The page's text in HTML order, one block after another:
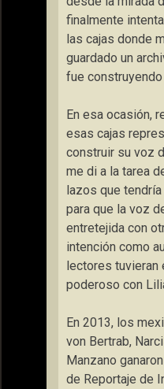
finalmente
las cajas donde
guardado un
fue
En esa ocasión,
esas cajas
construir su voz
me di a la tarea
lazos que
para que la voz
entretejida con
intención como
lectores tuvieran
poderoso con
En 2013, los
von Bertrab,
Manzano
de Reportaje de